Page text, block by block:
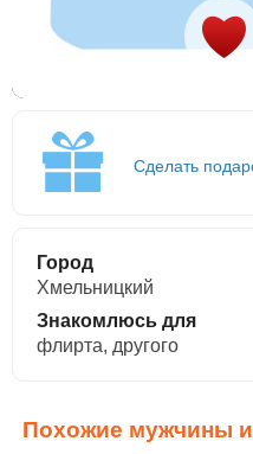
Сделать
Город
Хмельницкий
Знакомлюсь для
флирта, другого
Похожие мужчины